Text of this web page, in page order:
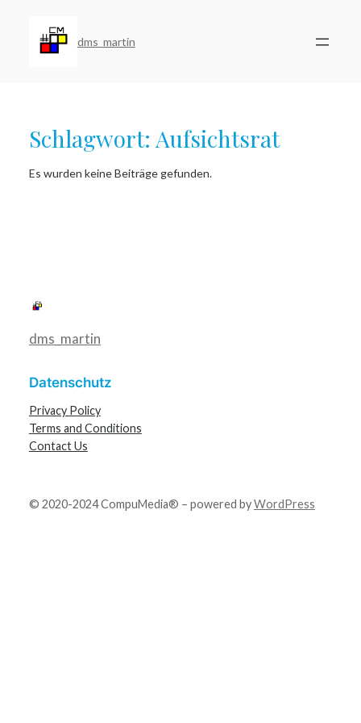
springen
dms_martin
Schlagwort: Aufsichtsrat
Es wurden keine Beiträge gefunden.
dms_martin
Datenschutz
Privacy Policy
Terms and Conditions
Contact Us
© 2020-2024 CompuMedia® – powered byWordPress